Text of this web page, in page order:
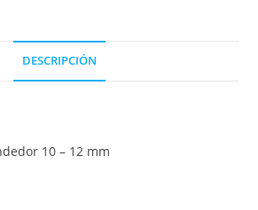
DESCRIPCIÓN
10 – 12 mm